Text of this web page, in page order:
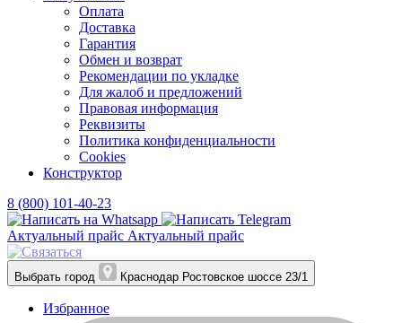
Оплата
Доставка
Гарантия
Обмен и возврат
Рекомендации по укладке
Для жалоб и предложений
Правовая информация
Реквизиты
Политика конфиденциальности
Cookies
Конструктор
8 (800) 101-40-23
Актуальный прайс Актуальный прайс
Выбрать город Краснодар Ростовское шоссе 23/1
Избранное